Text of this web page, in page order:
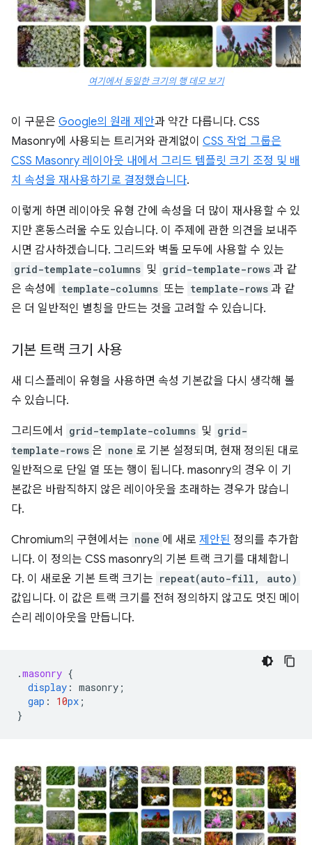
여기에서 동일한 크기의 행 데모 보기
이 구문은 Google의 원래 제안과 약간 다릅니다. CSS
Masonry에 사용되는 트리거와 관계없이 CSS 작업 그룹은
CSS Masonry 레이아웃 내에서 그리드 템플릿 크기 조정 및 배
치 속성을 재사용하기로 결정했습니다.
이렇게 하면 레이아웃 유형 간에 속성을 더 많이 재사용할 수 있
지만 혼동스러울 수도 있습니다. 이 주제에 관한 의견을 보내주
시면 감사하겠습니다. 그리드와 벽돌 모두에 사용할 수 있는
grid-template-columns 및 grid-template-rows 과 같
은 속성에
template-columns 또는 template-rows 과 같
은 더 일반적인 별칭을 만드는 것을 고려할 수 있습니다.
기본 트랙 크기 사용
새 디스플레이 유형을 사용하면 속성 기본값을 다시 생각해 볼
수 있습니다.
그리드에서 grid-template-columns 및 grid-
template-rows 은 none 로 기본 설정되며, 현재 정의된 대로
일반적으로 단일 열 또는 행이 됩니다. masonry의 경우 이 기
본값은 바람직하지 않은 레이아웃을 초래하는 경우가 많습니
다.
Chromium의 구현에서는 none 에 새로 제안된 정의를 추가합
니다. 이 정의는 CSS masonry의 기본 트랙 크기를 대체합니
다. 이 새로운 기본 트랙 크기는 repeat(auto-fill, auto)
값입니다. 이 값은 트랙 크기를 전혀 정의하지 않고도 멋진 메이
슨리 레이아웃을 만듭니다.
.masonry {
display : masonry ;
gap : 10px ;
}